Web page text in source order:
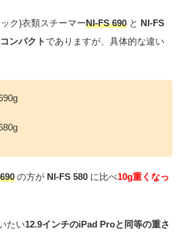
ク)衣類スチーマーNI-FS 690 と NI-FS
ンパクト でありますが、具体的な違い
の方が NI-FS 580 に比べ10g重くなっ
たい12.9インチのiPad Proと同等の重さ